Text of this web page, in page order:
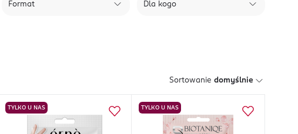
Format Dla kogo
Sortowanie domyślnie
TYLKO U NAS TYLKO U NAS